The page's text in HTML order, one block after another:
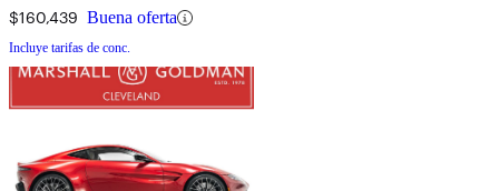
$160,439 Buena oferta
Incluye tarifas de conc.